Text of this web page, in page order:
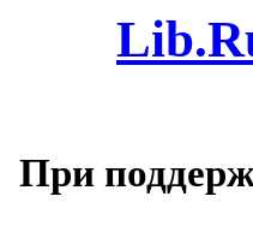
При